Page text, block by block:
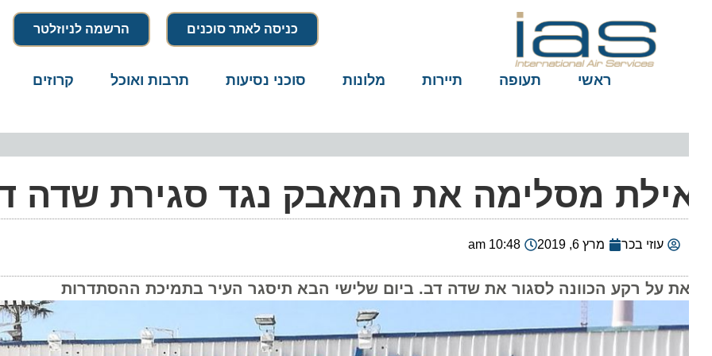
כניסה לאתר סוכנים הרשמה לניוזלטר
ראשי תעופה תיירות מלונות סוכני נסיעות תרבות ואוכל קרוזים
מסלימה את המאבק נגד סגירת שדה
עוזי בכר מרץ 6, 2019 10:48 am
על רקע הכוונה לסגור את שדה דב. ביום שלישי הבא תיסגר העיר בתמיכת ההסתדרות